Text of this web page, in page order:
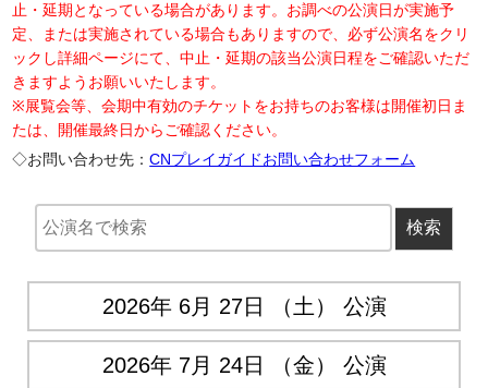
止・延期となっている場合があります。お調べの公演日が実施予
定、または実施されている場合もありますので、必ず公演名をクリ
ックし詳細ページにて、中止・延期の該当公演日程をご確認いただ
きますようお願いいたします。
※展覧会等、会期中有効のチケットをお持ちのお客様は開催初日ま
たは、開催最終日からご確認ください。
◇お問い合わせ先：CNプレイガイドお問い合わせフォーム
2026年 6月 27日 （土） 公演
2026年 7月 24日 （金） 公演